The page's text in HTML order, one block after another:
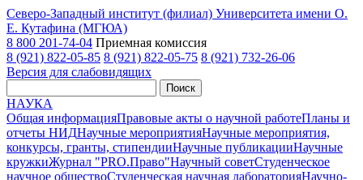
Северо-Западный институт (филиал) Университета имени О.
Е. Кутафина (МГЮА)
8 800 201-74-04 Приемная комиссия
8 (921) 822-05-85 8 (921) 822-05-75 8 (921) 732-26-06
Версия для слабовидящих
Поиск
НАУКА
Общая информацияПравовые акты о научной работеПланы и
отчеты НИДНаучные мероприятияНаучные мероприятия,
конкурсы, гранты, стипендииНаучные публикацииНаучные
кружкиЖурнал "PRO.Право"Научный советСтуденческое
научное обществоСтуденческая научная лабораторияНаучно-